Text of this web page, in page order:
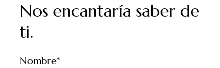
Nos encantaría saber de
ti.
Nombre*